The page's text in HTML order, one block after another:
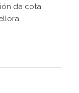
da cota